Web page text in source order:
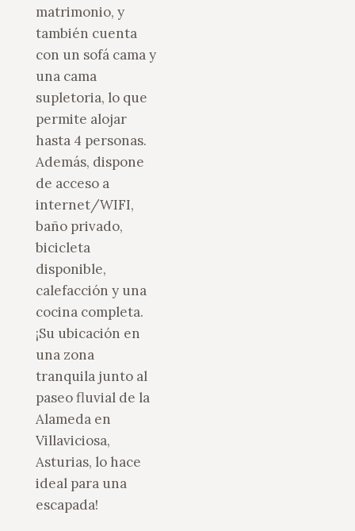
matrimonio, y
también cuenta
con un sofá cama y
una cama
supletoria, lo que
permite alojar
hasta 4 personas.
Además, dispone
de acceso a
internet/WIFI,
baño privado,
bicicleta
disponible,
calefacción y una
cocina completa.
¡Su ubicación en
una zona
tranquila junto al
paseo fluvial de la
Alameda en
Villaviciosa,
Asturias, lo hace
ideal para una
escapada!